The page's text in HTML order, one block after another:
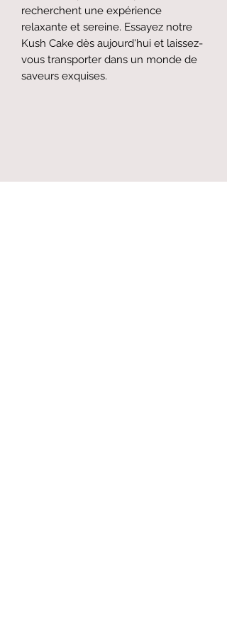
recherchent une expérience
relaxante et sereine. Essayez notre
Kush Cake dès aujourd'hui et laissez-
vous transporter dans un monde de
saveurs exquises.